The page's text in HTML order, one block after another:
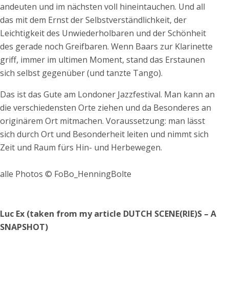
andeuten und im nächsten voll hineintauchen. Und all
das mit dem Ernst der Selbstverständlichkeit, der
Leichtigkeit des Unwiederholbaren und der Schönheit
des gerade noch Greifbaren. Wenn Baars zur Klarinette
griff, immer im ultimen Moment, stand das Erstaunen
sich selbst gegenüber (und tanzte Tango).
Das ist das Gute am Londoner Jazzfestival. Man kann an
die verschiedensten Orte ziehen und da Besonderes an
originärem Ort mitmachen. Voraussetzung: man lässt
sich durch Ort und Besonderheit leiten und nimmt sich
Zeit und Raum fürs Hin- und Herbewegen.
alle Photos © FoBo_HenningBolte
Luc Ex (taken from my article DUTCH SCENE(RIE)S – A
SNAPSHOT)